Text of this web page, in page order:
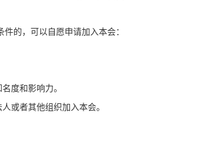
的，可以自愿申请加入本会：
度和影响力。
或者其他组织加入本会。